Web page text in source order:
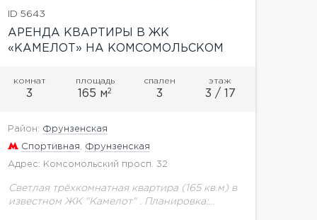
ID 5643
АРЕНДА КВАРТИРЫ В ЖК
«КАМЕЛОТ» НА КОМСОМОЛЬСКОМ
комнат
3
площадь
165 м2
спален
3
этаж
3 / 17
Район: Фрунзенская
Спортивная Фрунзенская
Адрес: Комсомольский просп. 32
Светлая трёхкомнатная квартира (165 кв.м) в
известном ЖК "Камелот" . Планировка: